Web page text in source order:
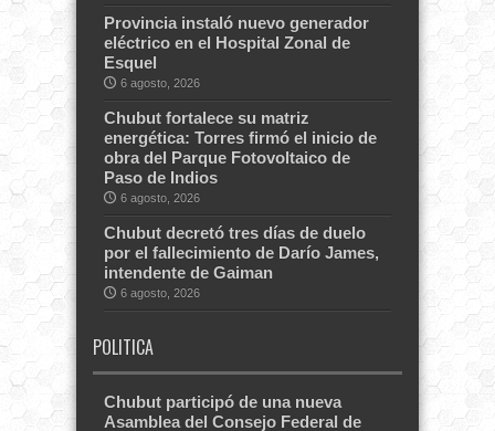
Provincia instaló nuevo generador
eléctrico en el Hospital Zonal de
Esquel
6 agosto, 2026
Chubut fortalece su matriz
energética: Torres firmó el inicio de
obra del Parque Fotovoltaico de
Paso de Indios
6 agosto, 2026
Chubut decretó tres días de duelo
por el fallecimiento de Darío James,
intendente de Gaiman
6 agosto, 2026
POLITICA
Chubut participó de una nueva
Asamblea del Consejo Federal de